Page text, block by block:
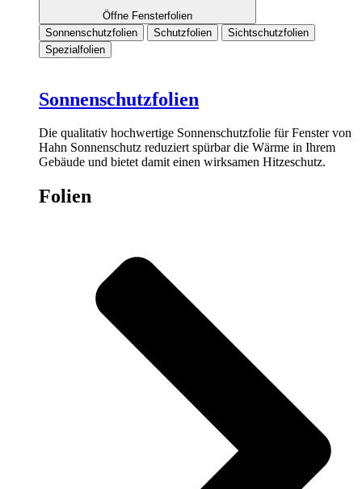
Öffne Fensterfolien
Sonnenschutzfolien
Schutzfolien
Sichtschutzfolien
Spezialfolien
Sonnenschutzfolien
Die qualitativ hochwertige Sonnenschutzfolie für Fenster von
Hahn Sonnenschutz reduziert spürbar die Wärme in Ihrem
Gebäude und bietet damit einen wirksamen Hitzeschutz.
Folien